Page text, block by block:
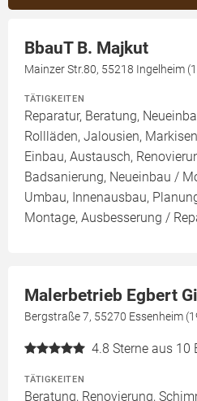
BbauT B. Majkut
Mainzer Str.80, 55218 Ingelheim
TÄTIGKEITEN
Reparatur, Beratung,
Rollläden, Jalousien,
Einbau, Austausch,
Badsanierung, Neueinbau /
Umbau, Innenausbau,
Montage, Ausbesserung /
Malerbetrieb Egbert
Bergstraße 7, 55270 Essenheim
4.8 Sterne aus 10
TÄTIGKEITEN
Beratung, Renovierung,